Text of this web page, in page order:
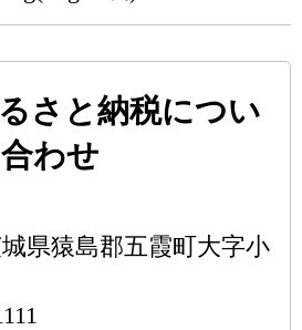
さと納税につい
わせ
県猿島郡五霞町大字小